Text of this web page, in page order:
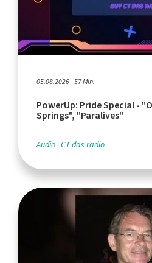
05.08.2026 - 57 Min.
PowerUp: Pride Special -
Springs", "Paralives"
Audio CT das radio